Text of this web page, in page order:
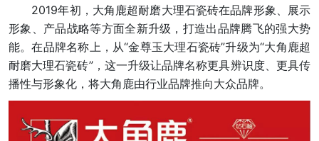
2019年初，大角鹿超耐磨大理石瓷砖在品牌形象、展示
形象、产品战略等方面全新升级，打造出品牌腾飞的强大势
能。在品牌名称上，从“金尊玉大理石瓷砖”升级为“大角鹿超
耐磨大理石瓷砖”，这一升级让品牌名称更具辨识度、更具传
播性与形象化，将大角鹿由行业品牌推向大众品牌。